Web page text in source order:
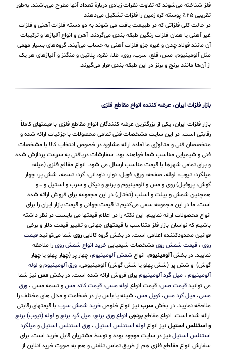
فلز شناخته می‌شوند که تفاوت نظرات زیادی دربارهٔ تعداد آنها مطرح می‌باشند. به‌طور
تقریبی ۲۵٪ پوسته کره زمین را فلزات تشکیل می‌دهند
در حالت کلی فلزاتی که در طبیعت یافت می شوند به دو دسته فلزات آهنی و فلزات
غیر آهنی یا همان فلزات رنگین طبقه بندی می‌گردند. آهن و انواع آلیاژها و ترکیبات
آن مانند فولاد چدن و غیره جزو فلزات آهنی به حساب می‌‌آیند. گروه‌های بسیار مهمی
مثل آلومینیوم، مس، قلع، سرب، روی، طلا، نقره، پلاتین و منگنز و آلیاژهای هر یک
از آن‌ها مانند برنج و برنز در این طبقه‌ بندی قرار می‌‌گیرند.
بازار فلزات ایران، عرضه کننده انواع مقاطع فلزی
بازار فلزات ایران، یکی از بزرگترین عرضه کنندگان انواع مقاطع فلزی با قیمتهای کاملاً
رقابتی است. در این سایت مشخصات فنی تمامی محصولات با جزئیات ارائه شده و
متخصصان فنی و متالوژی ما آماده ارائه مشاوره در خصوص انتخاب کالا با مشخصات
فنی و شیمیایی مناسب شما خواهند بود. سفارشات دریافتی به سرعت پردازش شده
و برای تمامی شهرها با قیمت مناسب ارسال می شود. انواع مقالع فلزی (میله،
میلگرد، تیوب، لوله، صفحه، ورق، فویل، نوار، ناودانی، گرد، تسمه، شش پر، چهار
گوش، پروفیل) روی و مس و آلومینیوم و برنج و نیکل و سرب و استیل و …و
همچنین شمش و بیلت و اسلب (تختال) در این مجموعه برای فروش ارائه شده
است. ما در این مجموعه سعی می‌کنیم تا قیمت جهانی و قیمت بازار ایران را برای
انواع محصولات ارائه نماییم. این نکته را در اعلام قیمتها می بایست در نظر داشته
باشیم که نواسان بازار فلز متناسب با قیمتهای جهانی و تغییر قیمت دلار و برخی
قوانین محدودکننده اعلامی است. در بخش گروه کالاییروی شما می‌توانیدقیمت
روی ، قیمت شمش رویمشخصات شیمیاییخرید انواع شمش رویرا ملاحظه
نمایید. در بخشآلومینیوم، انواع شمش آلومینیوم، چهار پر (چهار پهلو یا چهار
گوش) و شش پر (شش پهلو یا شش گوش) آلومینیومی، ورق آلومینیومو لوله
آلومینیوم ، میل گرد آلومینیومیرای فروش ارائه شده است. در بخشمسنیز شما
می توانیدقیمت مس، قیمت انواع لوله مسی، قیمت کاتد مسو تسمه مسی ، ورق
مسی، میل گرد مس، کویل مس، شینه یا باس بار در ضخامت و مدل های مختلف را
ملاحظه نمایید. در بخشسربنیز انواع خلوصخرید شمش سرببا قیمتهای رقابتی
ارائه شده است. انواع مقاطعبرنجی انواع ورق برنج، میل گرد برنجو لوله (تیوب) برنج
و استنلس استیلنیز انواع لوله استنلس استیل ، ورق استنلس استیلومیلگرد
استنلس استیلنیز در سایت موجود بوده و توسط مشتریان قابل خرید است. برای
سفارش انواع مقاطع فلزی هم از طریق تماس تلفنی و هم به صورت خرید آنلاین از